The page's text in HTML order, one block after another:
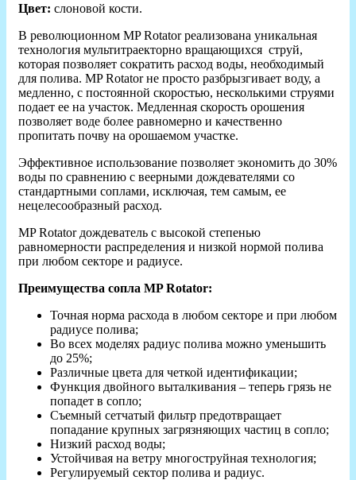
Цвет: слоновой кости.
В революционном MP Rotator реализована уникальная
технология мультитраекторно вращающихся струй,
которая позволяет сократить расход воды, необходимый
для полива. MP Rotator не просто разбрызгивает воду, а
медленно, с постоянной скоростью, несколькими струями
подает ее на участок. Медленная скорость орошения
позволяет воде более равномерно и качественно
пропитать почву на орошаемом участке.
Эффективное использование позволяет экономить до 30%
воды по сравнению с веерными дождевателями со
стандартными соплами, исключая, тем самым, ее
нецелесообразный расход.
MP Rotator дождеватель с высокой степенью
равномерности распределения и низкой нормой полива
при любом секторе и радиусе.
Преимущества сопла MP Rotator:
Точная норма расхода в любом секторе и при любом
радиусе полива;
Во всех моделях радиус полива можно уменьшить
до 25%;
Различные цвета для четкой идентификации;
Функция двойного выталкивания – теперь грязь не
попадет в сопло;
Съемный сетчатый фильтр предотвращает
попадание крупных загрязняющих частиц в сопло;
Низкий расход воды;
Устойчивая на ветру многоструйная технология;
Регулируемый сектор полива и радиус.